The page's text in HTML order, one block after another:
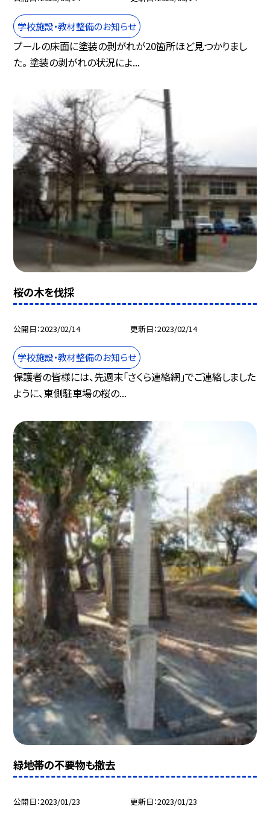
学校施設・教材整備のお知らせ
プールの床面に塗装の剥がれが20箇所ほど見つかりまし
た。 塗装の剥がれの状況によ...
桜の木を伐採
公開日 2023/02/14 更新日 2023/02/14
学校施設・教材整備のお知らせ
保護者の皆様には、先週末「さくら連絡網」でご連絡しました
ように、東側駐車場の桜の...
緑地帯の不要物も撤去
公開日 2023/01/23 更新日 2023/01/23